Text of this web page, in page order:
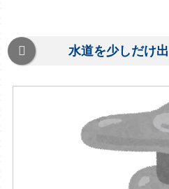
水道を少しだけ